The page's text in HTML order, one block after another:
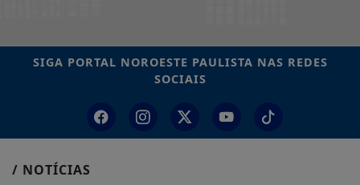
SIGA PORTAL NOROESTE PAULISTA NAS REDES
SOCIAIS
/ NOTÍCIAS